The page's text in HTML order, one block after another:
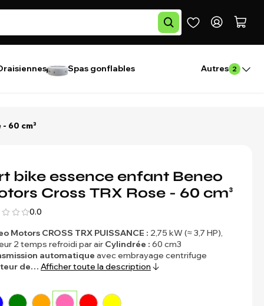
Spas gonflables Autres 2
60 cm³
bike essence enfant Beneo
Cross TRX Rose - 60 cm³
0.0
Motors CROSS TRX PUISSANCE : 2,75 kW (≈ 3,7 HP),
2 temps refroidi par air Cylindrée : 60 cm3
automatique avec embrayage centrifuge
de… Afficher toute la description